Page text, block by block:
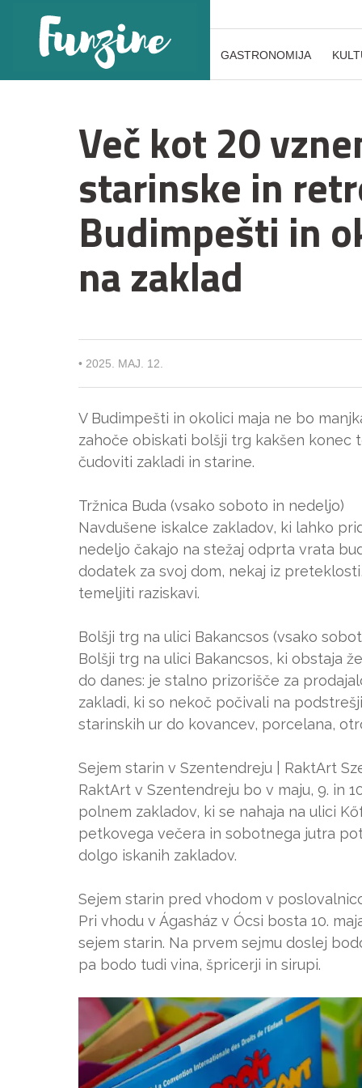
GASTRONOMIJA
Več kot 20
starinske in
Budimpešti in
na zaklad
• 2025. MAJ. 12.
V Budimpešti in okolici maja ne bo
zahoče obiskati bolšji trg kakšen konec
čudoviti zakladi in starine.
Tržnica Buda (vsako soboto in nedeljo)
Navdušene iskalce zakladov, ki lahko
nedeljo čakajo na stežaj odprta vrata
dodatek za svoj dom, nekaj iz
temeljiti raziskavi.
Bolšji trg na ulici Bakancsos (vsako
Bolšji trg na ulici Bakancsos, ki obstaja
do danes: je stalno prizorišče za
zakladi, ki so nekoč počivali na
starinskih ur do kovancev, porcelana,
Sejem starin v Szentendreju | RaktArt
RaktArt v Szentendreju bo v maju, 9. in
polnem zakladov, ki se nahaja na ulici
petkovega večera in sobotnega jutra
dolgo iskanih zakladov.
Sejem starin pred vhodom v
Pri vhodu v Ágasház v Ócsi bosta 10.
sejem starin. Na prvem sejmu doslej
pa bodo tudi vina, špricerji in sirupi.